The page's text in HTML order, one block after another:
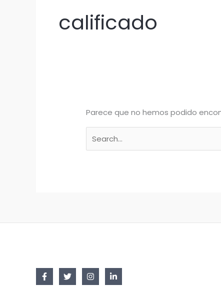
calificado
Parece que no hemos podido